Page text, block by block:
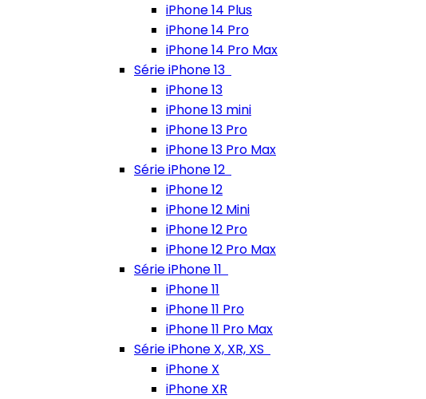
iPhone 14 Plus
iPhone 14 Pro
iPhone 14 Pro Max
Série iPhone 13
iPhone 13
iPhone 13 mini
iPhone 13 Pro
iPhone 13 Pro Max
Série iPhone 12
iPhone 12
iPhone 12 Mini
iPhone 12 Pro
iPhone 12 Pro Max
Série iPhone 11
iPhone 11
iPhone 11 Pro
iPhone 11 Pro Max
Série iPhone X, XR, XS
iPhone X
iPhone XR